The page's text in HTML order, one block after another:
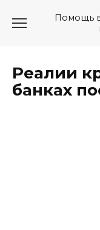
Помощь
Реалии
банках